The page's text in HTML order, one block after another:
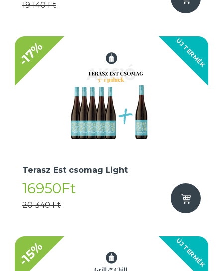
19 140 Ft
ÚJ TERMÉK
-17%
Terasz Est csomag Light
16950Ft
20 340 Ft
ÚJ TERMÉK
-15%